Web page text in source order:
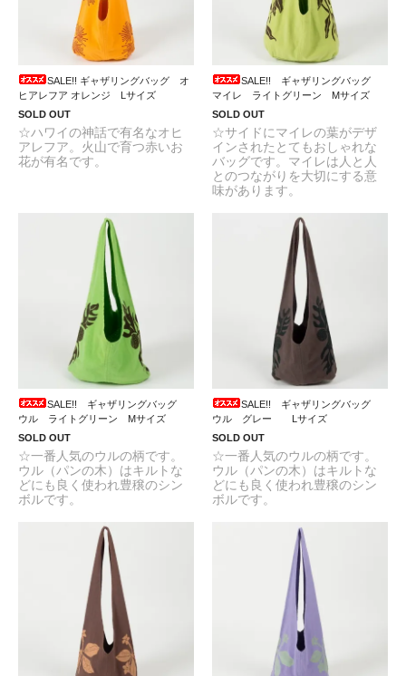
SALE!! ギャザリングバッグ オ
ヒアレフア オレンジ Lサイズ
SOLD OUT
☆ハワイの神話で有名なオヒ
アレフア。火山で育つ赤いお
花が有名です。
SALE!! ギャザリングバッグ
マイレ ライトグリーン Mサイズ
SOLD OUT
☆サイドにマイレの葉がデザ
インされたとてもおしゃれな
バッグです。マイレは人と人
とのつながりを大切にする意
味があります。
SALE!! ギャザリングバッグ
ウル ライトグリーン Mサイズ
SOLD OUT
☆一番人気のウルの柄です。
ウル（パンの木）はキルトな
どにも良く使われ豊穣のシン
ボルです。
SALE!! ギャザリングバッグ
ウル グレー Lサイズ
SOLD OUT
☆一番人気のウルの柄です。
ウル（パンの木）はキルトな
どにも良く使われ豊穣のシン
ボルです。